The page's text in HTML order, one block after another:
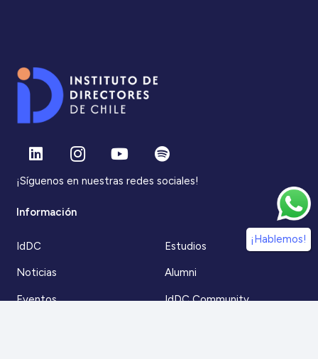
¡Síguenos en nuestras redes sociales!
Información
IdDC
Noticias
Eventos
Estudios
Alumni
IdDC Community
¡Hablemos!